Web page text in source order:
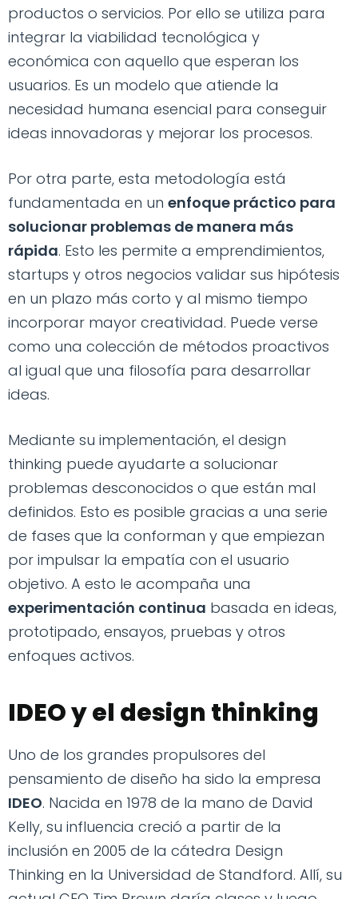
productos o servicios. Por ello se utiliza para
integrar la viabilidad tecnológica y
económica con aquello que esperan los
usuarios. Es un modelo que atiende la
necesidad humana esencial para conseguir
ideas innovadoras y mejorar los procesos.
Por otra parte, esta metodología está
fundamentada en un enfoque práctico para
solucionar problemas de manera más
rápida. Esto les permite a emprendimientos,
startups y otros negocios validar sus hipótesis
en un plazo más corto y al mismo tiempo
incorporar mayor creatividad. Puede verse
como una colección de métodos proactivos
al igual que una filosofía para desarrollar
ideas.
Mediante su implementación, el design
thinking puede ayudarte a solucionar
problemas desconocidos o que están mal
definidos. Esto es posible gracias a una serie
de fases que la conforman y que empiezan
por impulsar la empatía con el usuario
objetivo. A esto le acompaña una
experimentación continua basada en ideas,
prototipado, ensayos, pruebas y otros
enfoques activos.
IDEO y el design thinking
Uno de los grandes propulsores del
pensamiento de diseño ha sido la empresa
IDEO. Nacida en 1978 de la mano de David
Kelly, su influencia creció a partir de la
inclusión en 2005 de la cátedra Design
Thinking en la Universidad de Standford. Allí, su